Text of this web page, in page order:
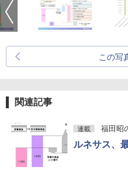
この写
関連記事
連載 福田昭
ルネサス、